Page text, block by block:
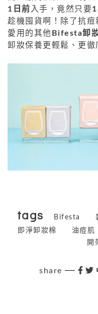
1日前 入手，竟然只要
趁機囤貨啊！除了抗
愛用的其他 Bifesta卸
卸妝保養更輕鬆、更徹
tags Bifesta
即淨卸妝棉
油痘肌
開
share